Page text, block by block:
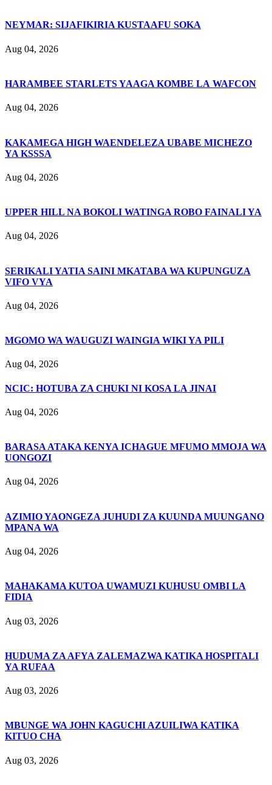
NEYMAR: SIJAFIKIRIA KUSTAAFU SOKA
Aug 04, 2026
HARAMBEE STARLETS YAAGA KOMBE LA WAFCON
Aug 04, 2026
KAKAMEGA HIGH WAENDELEZA UBABE MICHEZO
YA KSSSA
Aug 04, 2026
UPPER HILL NA BOKOLI WATINGA ROBO FAINALI YA
Aug 04, 2026
SERIKALI YATIA SAINI MKATABA WA KUPUNGUZA
VIFO VYA
Aug 04, 2026
MGOMO WA WAUGUZI WAINGIA WIKI YA PILI
Aug 04, 2026
NCIC: HOTUBA ZA CHUKI NI KOSA LA JINAI
Aug 04, 2026
BARASA ATAKA KENYA ICHAGUE MFUMO MMOJA WA
UONGOZI
Aug 04, 2026
AZIMIO YAONGEZA JUHUDI ZA KUUNDA MUUNGANO
MPANA WA
Aug 04, 2026
MAHAKAMA KUTOA UWAMUZI KUHUSU OMBI LA
FIDIA
Aug 03, 2026
HUDUMA ZA AFYA ZALEMAZWA KATIKA HOSPITALI
YA RUFAA
Aug 03, 2026
MBUNGE WA JOHN KAGUCHI AZUILIWA KATIKA
KITUO CHA
Aug 03, 2026